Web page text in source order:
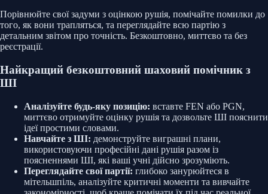
Порівнюйте свої задуми з оцінкою рушія, помічайте помилки до
того, як вони трапляться, та переглядайте всю партію з
детальним звітом про точність. Безкоштовно, миттєво та без
реєстрації.
Найкращий безкоштовний шаховий помічник з
ШІ
Аналізуйте будь-яку позицію: вставте FEN або PGN,
миттєво отримуйте оцінку рушія та дозвольте ШІ пояснити
ідеї простими словами.
Навчайте з ШІ: демонструйте виграшні плани,
використовуючи професійні дані рушія разом із
поясненнями ШІ, які ваші учні дійсно зрозуміють.
Переглядайте свої партії: глибоко занурюйтеся в
мітельшпіль, аналізуйте критичні моменти та вивчайте